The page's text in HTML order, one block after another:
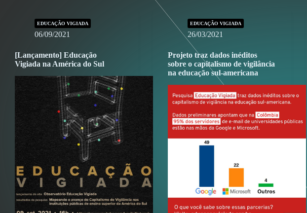
EDUCAÇÃO VIGIADA
06/09/2021
[Lançamento] Educação
Vigiada na América do Sul
EDUCAÇÃO VIGIADA
26/03/2021
Projeto traz dados inéditos
sobre o capitalismo de vigilância
na educação sul-americana